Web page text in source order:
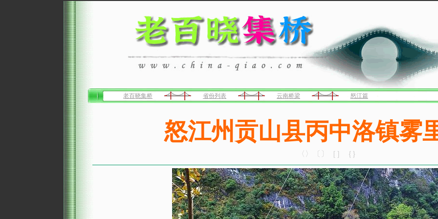
老百晓集桥 省份列表 云南桥梁 怒江篇
怒江州贡山县丙中洛镇雾
〈〉〔〕［］｛｝